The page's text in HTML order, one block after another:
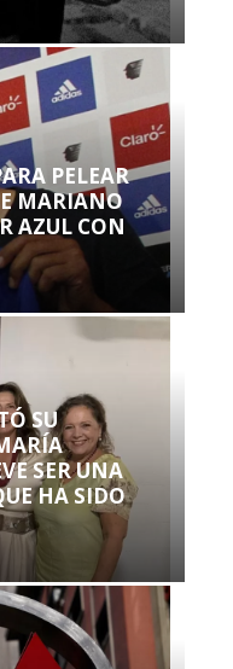
PELEAR
MARIANO
AZUL CON
SU
SER UNA
HA SIDO